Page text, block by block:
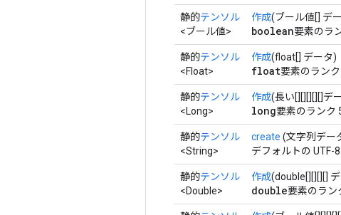
静的テンソル
<ブール値>
作成(ブール値[] デ
boolean要素のラ
静的テンソル
<Float>
作成(float[] データ)
float要素のラン
静的テンソル
<Long>
作成(長い[][][][][]デ
long要素のランク
静的テンソル
<String>
create (文字列デー
デフォルトの UTF-
静的テンソル
<Double>
作成(double[][][][]
double要素のラン